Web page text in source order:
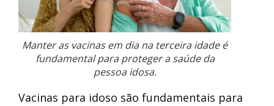
Manter as vacinas em dia na terceira idade é
fundamental para proteger a saúde da
pessoa idosa.
Vacinas para idoso são fundamentais para